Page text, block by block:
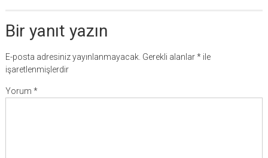
Bir yanıt yazın
E-posta adresiniz yayınlanmayacak. Gerekli alanlar*ile
işaretlenmişlerdir
Yorum *